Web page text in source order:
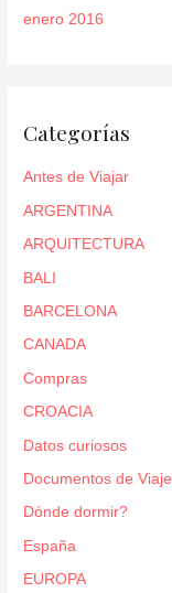
enero 2016
Categorías
Antes de Viajar
ARGENTINA
ARQUITECTURA
BALI
BARCELONA
CANADA
Compras
CROACIA
Datos curiosos
Documentos de Viaje
Dónde dormir?
España
EUROPA